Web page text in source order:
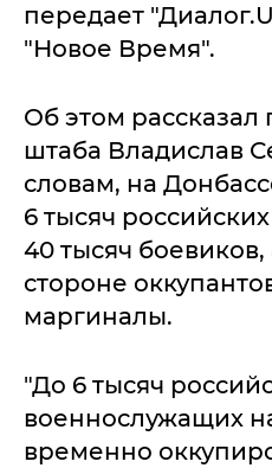
передает
"Новое Время".
Об этом рассказал
штаба Владислав
словам, на
6 тысяч
40 тысяч боевиков,
стороне
маргиналы.
"До 6 тысяч
военнослужащих
временно